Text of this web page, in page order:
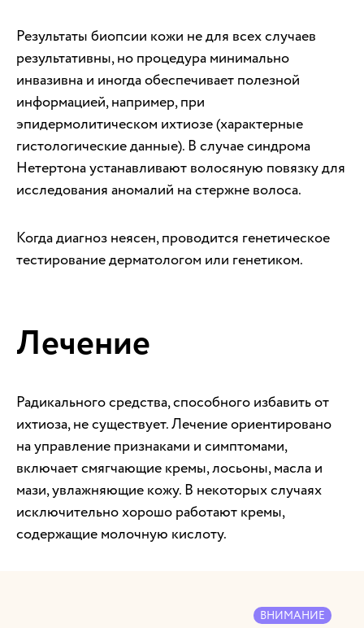
Результаты биопсии кожи не для всех случаев
результативны, но процедура минимально
инвазивна и иногда обеспечивает полезной
информацией, например, при
эпидермолитическом ихтиозе (характерные
гистологические данные). В случае синдрома
Нетертона устанавливают волосяную повязку для
исследования аномалий на стержне волоса.
Когда диагноз неясен, проводится генетическое
тестирование дерматологом или генетиком.
Лечение
Радикального средства, способного избавить от
ихтиоза, не существует. Лечение ориентировано
на управление признаками и симптомами,
включает смягчающие кремы, лосьоны, масла и
мази, увлажняющие кожу. В некоторых случаях
исключительно хорошо работают кремы,
содержащие молочную кислоту.
ВНИМАНИЕ